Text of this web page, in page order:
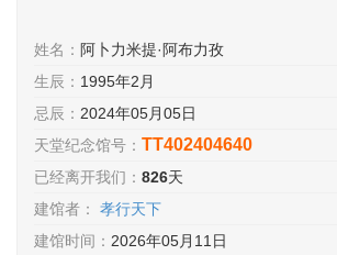
姓名： 阿卜力米提·阿布力孜
生辰： 1995年2月
忌辰： 2024年05月05日
天堂纪念馆号： TT402404640
已经离开我们： 826天
建馆者：
孝行天下
建馆时间： 2026年05月11日